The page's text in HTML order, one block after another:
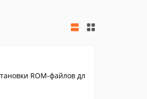
ROM-файлов дл